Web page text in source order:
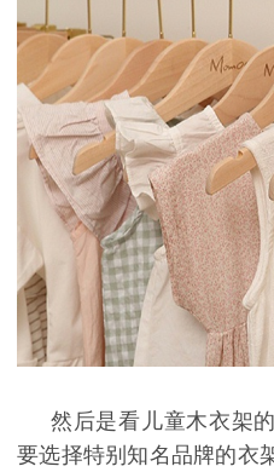
然后是看儿童木衣架
要选择特别知名品牌的衣